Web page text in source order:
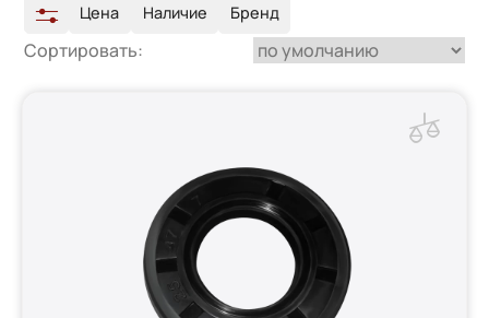
Цена Наличие Бренд
Сортировать: